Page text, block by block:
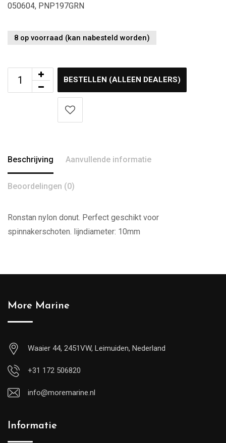
050604, PNP197GRN
8 op voorraad (kan nabesteld worden)
BESTELLEN (ALLEEN DEALERS)
Beschrijving Aanvullende informatie
Beoordelingen (0)
Ronstan nylon donut. Perfect geschikt voor
spinnakerschoten. lijndiameter: 10mm
More Marine
Waaier 44, 2451VW, Leimuiden, Nederland
+31 172 506820
info@moremarine.nl
Informatie